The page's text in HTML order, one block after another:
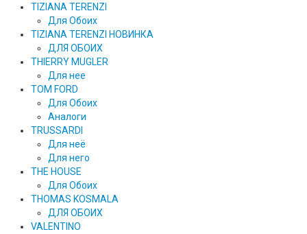
TIZIANA TERENZI
Для Обоих
TIZIANA TERENZI НОВИНКА
ДЛЯ ОБОИХ
THIERRY MUGLER
Для нее
TOM FORD
Для Обоих
Аналоги
TRUSSARDI
Для неё
Для него
THE HOUSE
Для Обоих
THOMAS KOSMALA
ДЛЯ ОБОИХ
VALENTINO